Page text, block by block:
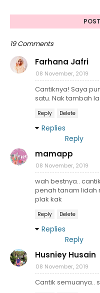
19 Comments
Farhana Jafri
08 November, 2019
Cantiknya! Saya
satu. Nak tambah
Reply Delete
Replies
Reply
mamapp
08 November, 2019
wah bestnya..
penah tanam lidah
plak kak
Reply Delete
Replies
Reply
Husniey Husain
08 November, 2019
Cantik semuanya..